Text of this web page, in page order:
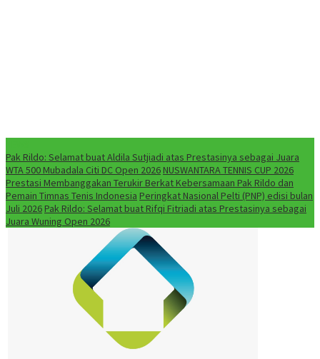
Pak Rildo: Selamat buat Aldila Sutjiadi atas Prestasinya sebagai Juara
WTA 500 Mubadala Citi DC Open 2026NUSWANTARA TENNIS CUP 2026
Prestasi Membanggakan Terukir Berkat Kebersamaan Pak Rildo dan
Pemain Timnas Tenis Indonesia Peringkat Nasional Pelti (PNP) edisi bulan
Juli 2026Pak Rildo: Selamat buat Rifqi Fitriadi atas Prestasinya sebagai
Juara Wuning Open 2026